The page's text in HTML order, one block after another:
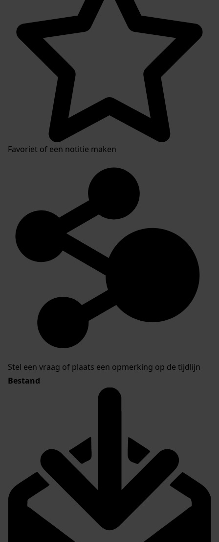
Favoriet of een notitie maken
Stel een vraag of plaats een opmerking op de tijdlijn
Bestand